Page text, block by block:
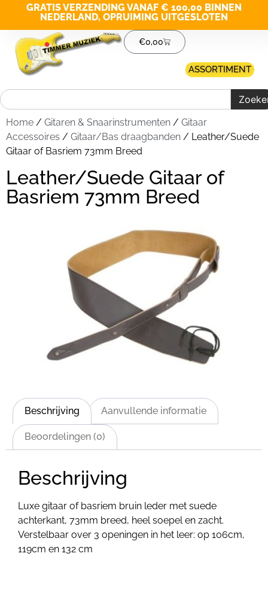
GRATIS VERZENDING VANAF € 100,00 BINNEN
NEDERLAND, OPRUIMING UITGESLOTEN
€0,00
ASSORTIMENT
Home / Gitaren & Snaarinstrumenten / Gitaar
Accessoires / Gitaar/Bas draagbanden / Leather/Suede
Gitaar of Basriem 73mm Breed
Leather/Suede Gitaar of
Basriem 73mm Breed
Beschrijving Aanvullende informatie
Beoordelingen (0)
Beschrijving
Luxe gitaar of basriem bruin leder met suede
achterkant, 73mm breed, heel soepel en zacht.
Verstelbaar over 3 openingen in het leer: op 106cm,
119cm en 132 cm